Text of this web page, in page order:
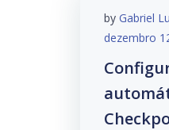
by Gabriel
dezembro